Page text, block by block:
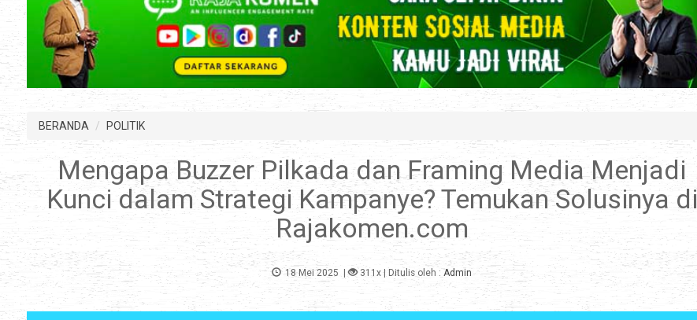
BERANDA POLITIK
Mengapa Buzzer Pilkada dan Framing Media Menjadi
Kunci dalam Strategi Kampanye? Temukan Solusinya di
Rajakomen.com
18 Mei 2025 | 311x | Ditulis oleh : Admin